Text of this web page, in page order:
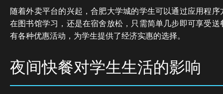
随着外卖平台的兴起，合肥大学城的学生可以通过应用程
在图书馆学习，还是在宿舍放松，只需简单几步即可享受
有各种优惠活动，为学生提供了经济实惠的选择。
夜间快餐对学生生活的影响